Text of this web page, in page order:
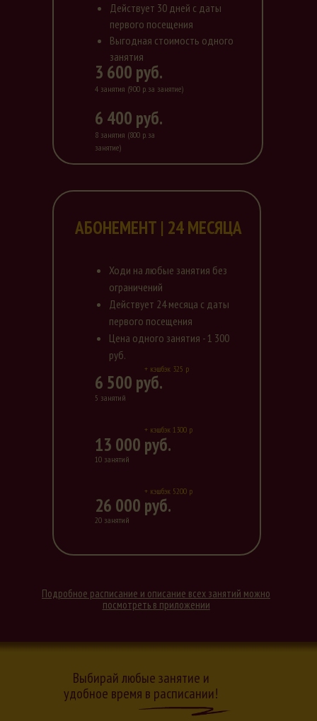
Выбирай любые занятие и
удобное время в расписании!
Подробное расписание и описание всех занятий можно
посмотреть в приложении
20 занятий
+ кэшбэк 5200 р
26 000 руб.
+ кэшбэк 1300 р
10 занятий
13 000 руб.
+ кэшбэк 325 р
5 занятий
6 500 руб.
Ходи на любые занятия без
ограничений
Действует 24 месяца с даты
первого посещения
Цена одного занятия - 1 300
руб.
АБОНЕМЕНТ | 24 МЕСЯЦА
4 занятия (900 р. за занятие)
6 400 руб.
8 занятия (800 р. за
занятие)
3 600 руб.
Действует 30 дней с даты
первого посещения
Выгодная стоимость одного
занятия